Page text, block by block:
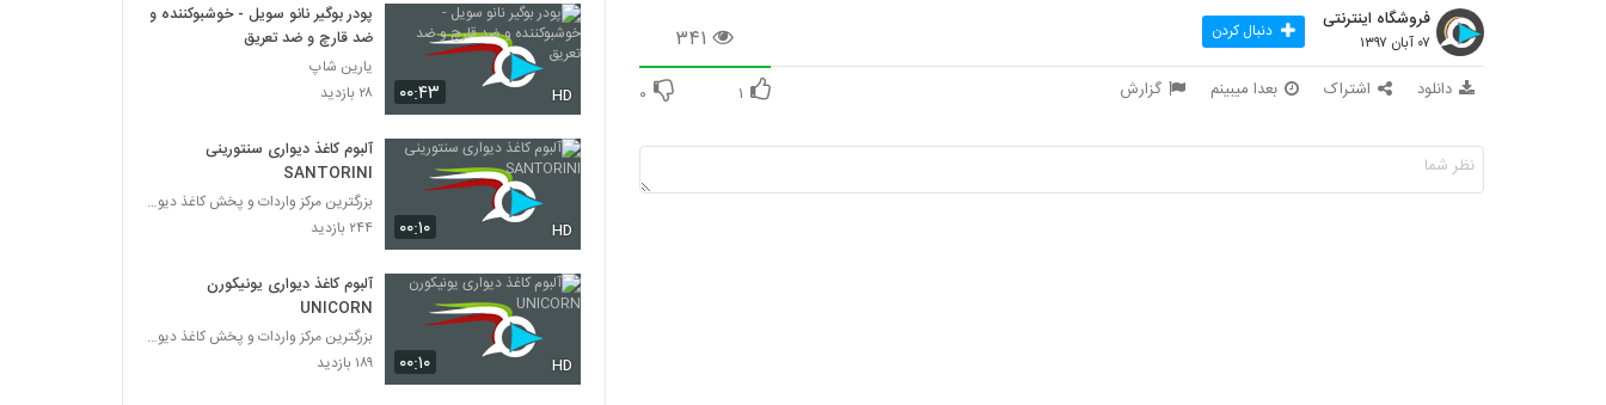
۳۴۱
فروشگاه اینترنتی
۰۷ آبان ۱۳۹۷ دنبال کردن
دانلود اشتراک بعدا میبینم گزارش ۱ ۰ ۰۰:۴۳ HD
پودر بوگیر نانو سویل - خوشبوکننده و
ضد قارچ و ضد تعریق
یارین شاپ
۲۸ بازدید
۰۰:۱۰ HD
آلبوم کاغذ دیواری سنتورینی
SANTORINI
بزرگترین مرکز واردات و پخش کاغذ دیواری
۲۴۴ بازدید
۰۰:۱۰ HD
آلبوم کاغذ دیواری یونیکورن
UNICORN
بزرگترین مرکز واردات و پخش کاغذ دیواری
۱۸۹ بازدید